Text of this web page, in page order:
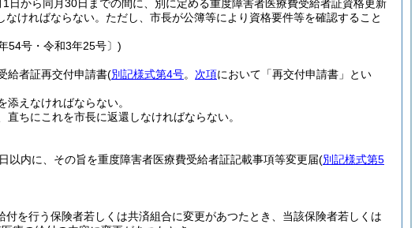
から同月30日までの間に、別に定める重度障害者医療費受給者証資格更新
ければならない。 ただし、市長が公簿等により資格要件等を確認すること
54号・令和3年25号〕)
給者証再交付申請書(別記様式第4号。 次項において「再交付申請書」とい
えなければならない。
ちにこれを市長に返還しなければならない。
内に、その旨を重度障害者医療費受給者証記載事項等変更届(別記様式第5
付を行う保険者若しくは共済組合に変更があつたとき、当該保険者若しくは